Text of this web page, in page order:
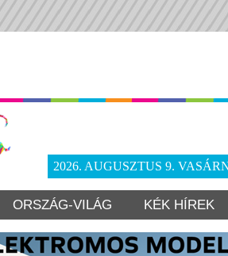
2026. AUGUSZTUS 9.
ORSZÁG-VILÁG KÉK HÍREK